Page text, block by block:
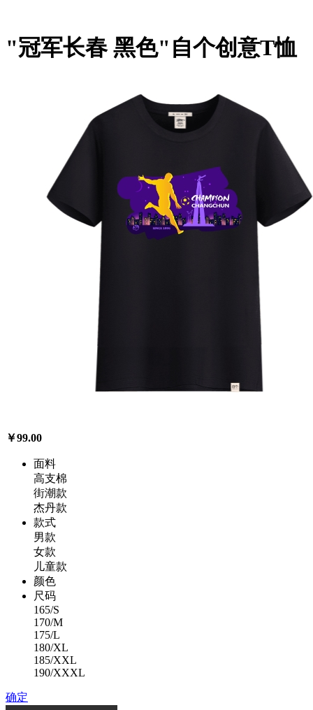
"冠军长春 黑色"自个创意T恤
￥99.00
面料
高支棉
街潮款
杰丹款
款式
男款
女款
儿童款
颜色
尺码
165/S
170/M
175/L
180/XL
185/XXL
190/XXXL
确定